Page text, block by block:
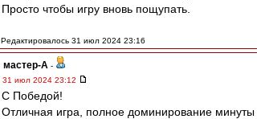
Просто чтобы игру вновь пощупать.
Редактировалось 31 июл 2024 23:16
мастер-А -
31 июл 2024 23:12
С Победой!
Отличная игра, полное доминирование минуты